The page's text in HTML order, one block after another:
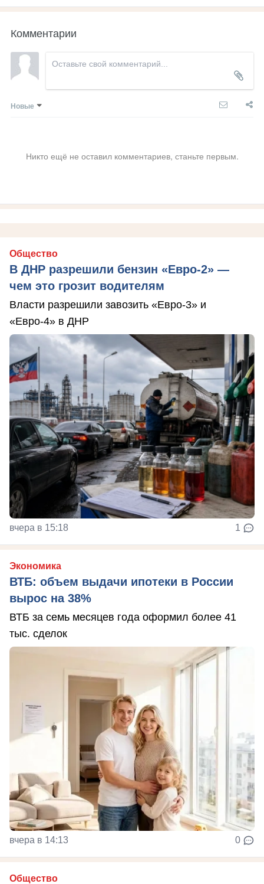
Комментарии
Новые
Никто ещё не оставил комментариев, станьте первым.
Общество
В ДНР разрешили бензин «Евро-2» —
чем это грозит водителям
Власти разрешили завозить «Евро-3» и
«Евро-4» в ДНР
вчера в 15:18 1
Экономика
ВТБ: объем выдачи ипотеки в России
вырос на 38%
ВТБ за семь месяцев года оформил более 41
тыс. сделок
вчера в 14:13 0
Общество